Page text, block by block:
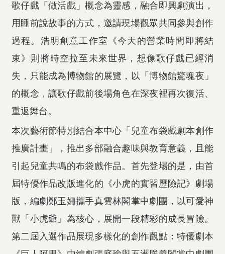
歌仔戲「做活戲」概念為靈感，融合即興劇演出，
用睡前說故事的方式，邀請現場觀眾共同參與創作
過程。浩明創意工作室《今天的營業時間即將結
束》則將時空拉至未來世界，想像歌仔戲已經消
失，只能成為博物館的展覽，以「博物館驚魂夜」
的概念，讓歌仔戲前後場角色在深夜裡再次復活、
重返舞台。
本次藝術節特別結合本中心「兒童布袋戲劇本創作
推廣計畫」，推出多部融合趣味與教育意義，且能
引起兒童共鳴的布袋戲作品。首先登場的是，由首
屆特優作品改版進化的《小虎的實習歷險記》劇場
版，編劇鄭玉姍攜手真雲林閣掌中劇團，以可愛神
獸「小虎爺」為核心，展開一段精彩的成長冒險。
第二屆入選作品展現多樣化的創作觀點：特優劇本